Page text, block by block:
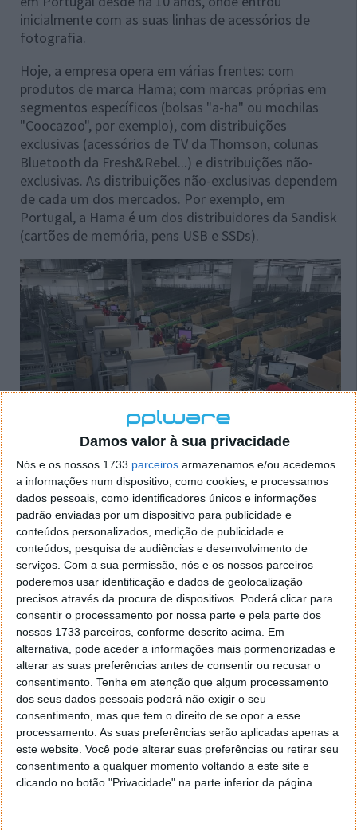
Damos valor à sua privacidade
Nós e os nossos 1733 parceiros armazenamos e/ou acedemos
a informações num dispositivo, como cookies, e processamos
dados pessoais, como identificadores únicos e informações
padrão enviadas por um dispositivo para publicidade e
conteúdos personalizados, medição de publicidade e
conteúdos, pesquisa de audiências e desenvolvimento de
serviços. Com a sua permissão, nós e os nossos parceiros
poderemos usar identificação e dados de geolocalização
precisos através da procura de dispositivos. Poderá clicar para
consentir o processamento por nossa parte e pela parte dos
nossos 1733 parceiros, conforme descrito acima. Em
alternativa, pode aceder a informações mais pormenorizadas e
alterar as suas preferências antes de consentir ou recusar o
consentimento. Tenha em atenção que algum processamento
dos seus dados pessoais poderá não exigir o seu
consentimento, mas que tem o direito de se opor a esse
processamento. As suas preferências serão aplicadas apenas a
este website. Você pode alterar suas preferências ou retirar seu
consentimento a qualquer momento voltando a este site e
clicando no botão "Privacidade" na parte inferior da página.
inicialmente com as suas linhas de acessórios de
fotografia.
Hoje, a empresa opera em várias frentes: com
produtos de marca Hama; com marcas próprias em
segmentos específicos (bolsas "a-ha" ou mochilas
"Coocazoo", por exemplo), com distribuições
exclusivas (acessórios de TV da Thomson, colunas
Bluetooth da Fresh&Rebel...) e distribuições não-
exclusivas. As distribuições não-exclusivas dependem
de cada um dos mercados. Por exemplo, em
Portugal, a Hama é um dos distribuidores da Sandisk
(cartões de memória, pens USB e SSDs).
Globalmente, a Hama fatura cerca de 500 milhões
de euros por ano, estando a crescer em Portugal a
um ritmo acelerado, pelo que nos disse o CEO da
empresa em Portugal, Filipe Barbosa (mais de 3,5
milhões em 2016 e com previsão de 5 milhões para
2017). Neste Centro Logístico a Hama emprega mais
de 1500 funcionários.
Isto tudo para chegarmos ao que interessa: como
pode uma "simples" empresa de acessórios faturar
tanto e estar a crescer tanto num mundo em que
"tudo é igual" — cabos, capas para telemóveis,
baterias...? Ora, foi isso mesmo que a Hama quis
explicar à Pplware e que, sinceramente, seria muito
difícil perceber de outra forma que não através da
visita que fizemos.